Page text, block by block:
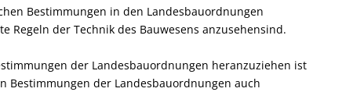
Bestimmungen in den Landesbauordnungen
Regeln der Technik des Bauwesens anzusehensind.
der Landesbauordnungen heranzuziehen ist
Bestimmungen der Landesbauordnungen auch